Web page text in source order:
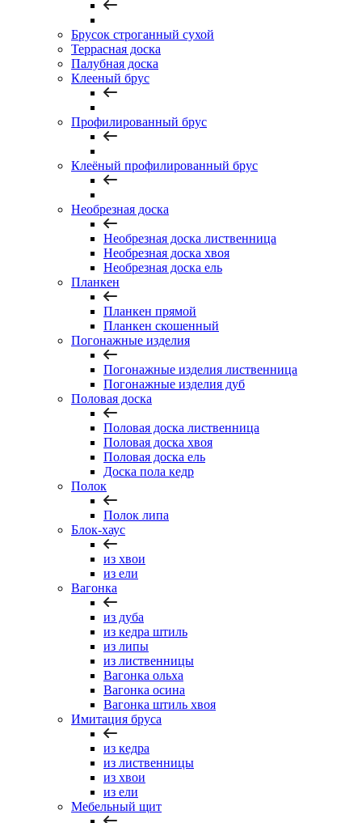
Брусок строганный сухой
Террасная доска
Палубная доска
Клееный брус
Профилированный брус
Клеёный профилированный брус
Необрезная доска
Необрезная доска лиственница
Необрезная доска хвоя
Необрезная доска ель
Планкен
Планкен прямой
Планкен скошенный
Погонажные изделия
Погонажные изделия лиственница
Погонажные изделия дуб
Половая доска
Половая доска лиственница
Половая доска хвоя
Половая доска ель
Доска пола кедр
Полок
Полок липа
Блок-хаус
из хвои
из ели
Вагонка
из дуба
из кедра штиль
из липы
из лиственницы
Вагонка ольха
Вагонка осина
Вагонка штиль хвоя
Имитация бруса
из кедра
из лиственницы
из хвои
из ели
Мебельный щит